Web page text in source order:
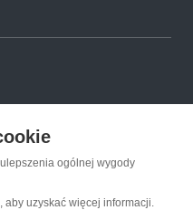
ogólnej wygody
, aby uzyskać więcej informacji.